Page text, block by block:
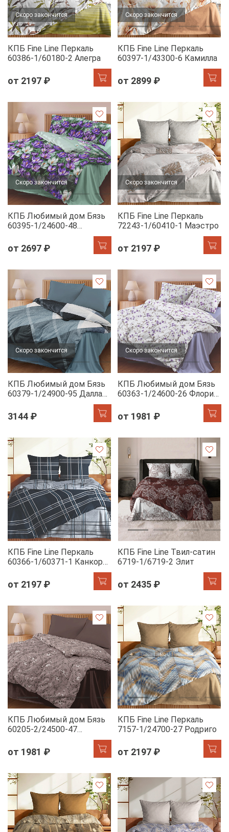
Скоро закончится
КПБ Fine Line Перкаль
60386-1/60180-2 Алегра
от 2197 ₽
Скоро закончится
КПБ Fine Line Перкаль
60397-1/43300-6 Камилла
от 2899 ₽
Скоро закончится
КПБ Любимый дом Бязь
60395-1/24600-48
от 2697 ₽
Скоро закончится
КПБ Fine Line Перкаль
72243-1/60410-1 Маэстро
от 2197 ₽
Скоро закончится
КПБ Любимый дом Бязь
60379-1/24900-95 Даллас
3144 ₽
Скоро закончится
КПБ Любимый дом Бязь
60363-1/24600-26 Флория
от 1981 ₽
КПБ Fine Line Перкаль
60366-1/60371-1 Канкор
от 2197 ₽
КПБ Fine Line Твил-сатин
6719-1/6719-2 Элит
от 2435 ₽
КПБ Любимый дом Бязь
60205-2/24500-47
от 1981 ₽
КПБ Fine Line Перкаль
7157-1/24700-27 Родриго
от 2197 ₽